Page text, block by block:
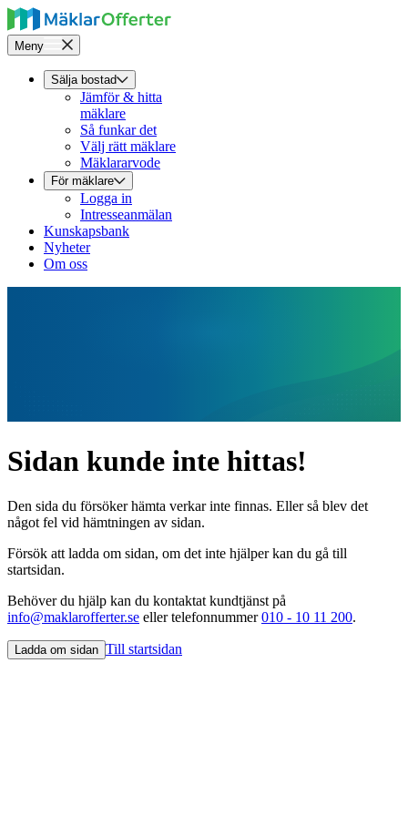
Meny
Sälja bostad
Jämför & hitta
mäklare
Så funkar det
Välj rätt mäklare
Mäklararvode
För mäklare
Logga in
Intresseanmälan
Kunskapsbank
Nyheter
Om oss
Sidan kunde inte hittas!
Den sida du försöker hämta verkar inte finnas. Eller så blev det
något fel vid hämtningen av sidan.
Försök att ladda om sidan, om det inte hjälper kan du gå till
startsidan.
Behöver du hjälp kan du kontaktat kundtjänst på
info@maklarofferter.se eller telefonnummer010 - 10 11 200.
Ladda om sidan Till startsidan